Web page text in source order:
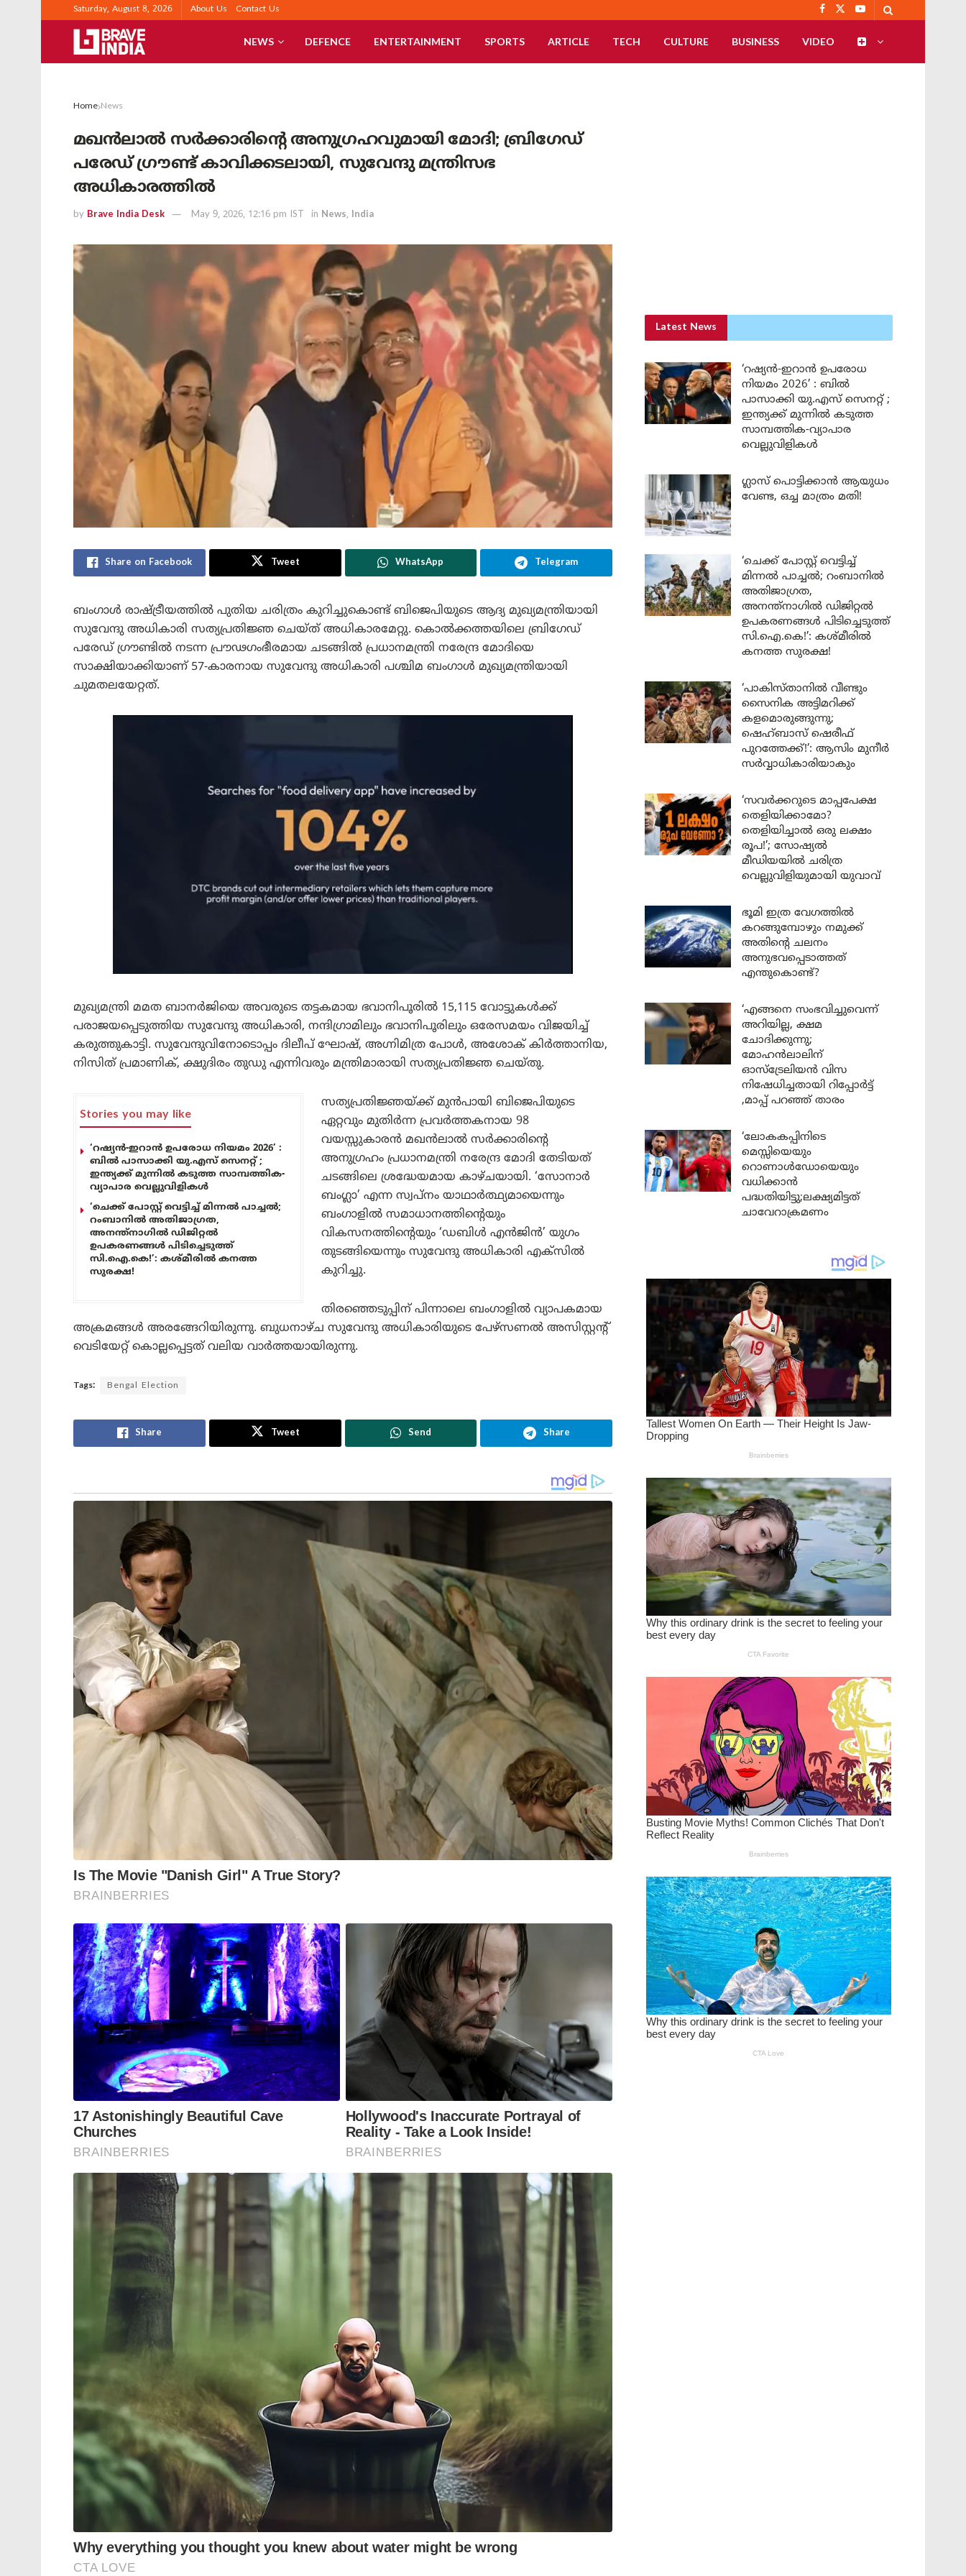
Saturday, August 8, 2026 About Us Contact Us
NEWS DEFENCE ENTERTAINMENT SPORTS ARTICLE TECH CULTURE BUSINESS VIDEO
Home News
മഖൻലാൽ സർക്കാരിന്റെ അനുഗ്രഹവുമായി മോദി; ബ്രിഗേഡ്
പരേഡ് ഗ്രൗണ്ട് കാവിക്കടലായി, സുവേന്ദു മന്ത്രിസഭ
അധികാരത്തിൽ
by Brave India Desk May 9, 2026, 12:16 pm IST in News, India
Share on Facebook Tweet WhatsApp Telegram
ബംഗാൾ രാഷ്ട്രീയത്തിൽ പുതിയ ചരിത്രം കുറിച്ചുകൊണ്ട് ബിജെപിയുടെ ആദ്യ മുഖ്യമന്ത്രിയായി
സുവേന്ദു അധികാരി സത്യപ്രതിജ്ഞ ചെയ്ത് അധികാരമേറ്റു. കൊൽക്കത്തയിലെ ബ്രിഗേഡ്
പരേഡ് ഗ്രൗണ്ടിൽ നടന്ന പ്രൗഢഗംഭീരമായ ചടങ്ങിൽ പ്രധാനമന്ത്രി നരേന്ദ്ര മോദിയെ
സാക്ഷിയാക്കിയാണ് 57-കാരനായ സുവേന്ദു അധികാരി പശ്ചിമ ബംഗാൾ മുഖ്യമന്ത്രിയായി
ചുമതലയേറ്റത്.
മുഖ്യമന്ത്രി മമത ബാനർജിയെ അവരുടെ തട്ടകമായ ഭവാനിപൂരിൽ 15,115 വോട്ടുകൾക്ക്
പരാജയപ്പെടുത്തിയ സുവേന്ദു അധികാരി, നന്ദിഗ്രാമിലും ഭവാനിപൂരിലും ഒരേസമയം വിജയിച്ച്
കരുത്തുകാട്ടി. സുവേന്ദുവിനോടൊപ്പം ദിലീപ് ഘോഷ്, അഗ്നിമിത്ര പോൾ, അശോക് കിർത്താനിയ,
നിസിത് പ്രമാണിക്, ക്ഷുദിരം തുഡു എന്നിവരും മന്ത്രിമാരായി സത്യപ്രതിജ്ഞ ചെയ്തു.
Stories you may like
‘റഷ്യൻ-ഇറാൻ ഉപരോധ നിയമം 2026’ :
ബിൽ പാസാക്കി യു.എസ് സെനറ്റ് ;
ഇന്ത്യക്ക് മുന്നിൽ കടുത്ത സാമ്പത്തിക-
വ്യാപാര വെല്ലുവിളികൾ
‘ചെക്ക് പോസ്റ്റ് വെട്ടിച്ച് മിന്നൽ പാച്ചൽ;
റംബാനിൽ അതിജാഗ്രത,
അനന്ത്നാഗിൽ ഡിജിറ്റൽ
ഉപകരണങ്ങൾ പിടിച്ചെടുത്ത്
സി.ഐ.കെ!’: കശ്മീരിൽ കനത്ത
സുരക്ഷ!
സത്യപ്രതിജ്ഞയ്ക്ക് മുൻപായി ബിജെപിയുടെ
ഏറ്റവും മുതിർന്ന പ്രവർത്തകനായ 98
വയസ്സുകാരൻ മഖൻലാൽ സർക്കാരിന്റെ
അനുഗ്രഹം പ്രധാനമന്ത്രി നരേന്ദ്ര മോദി തേടിയത്
ചടങ്ങിലെ ശ്രദ്ധേയമായ കാഴ്ചയായി. ‘സോനാർ
ബംഗ്ലാ’ എന്ന സ്വപ്നം യാഥാർത്ഥ്യമായെന്നും
ബംഗാളിൽ സമാധാനത്തിന്റെയും
വികസനത്തിന്റെയും ‘ഡബിൾ എൻജിൻ’ യുഗം
തുടങ്ങിയെന്നും സുവേന്ദു അധികാരി എക്സിൽ
കുറിച്ചു.
തിരഞ്ഞെടുപ്പിന് പിന്നാലെ ബംഗാളിൽ വ്യാപകമായ
അക്രമങ്ങൾ അരങ്ങേറിയിരുന്നു. ബുധനാഴ്ച സുവേന്ദു അധികാരിയുടെ പേഴ്സണൽ അസിസ്റ്റന്റ്
വെടിയേറ്റ് കൊല്ലപ്പെട്ടത് വലിയ വാർത്തയായിരുന്നു.
Tags: Bengal Election
Share Tweet Send Share
Latest News
‘റഷ്യൻ-ഇറാൻ ഉപരോധ
നിയമം 2026’ : ബിൽ
പാസാക്കി യു.എസ് സെനറ്റ് ;
ഇന്ത്യക്ക് മുന്നിൽ കടുത്ത
സാമ്പത്തിക-വ്യാപാര
വെല്ലുവിളികൾ
ഗ്ലാസ് പൊട്ടിക്കാൻ ആയുധം
വേണ്ട, ഒച്ച മാത്രം മതി!
‘ചെക്ക് പോസ്റ്റ് വെട്ടിച്ച്
മിന്നൽ പാച്ചൽ; റംബാനിൽ
അതിജാഗ്രത,
അനന്ത്നാഗിൽ ഡിജിറ്റൽ
ഉപകരണങ്ങൾ പിടിച്ചെടുത്ത്
സി.ഐ.കെ!’: കശ്മീരിൽ
കനത്ത സുരക്ഷ!
‘പാകിസ്താനിൽ വീണ്ടും
സൈനിക അട്ടിമറിക്ക്
കളമൊരുങ്ങുന്നു;
ഷെഹ്ബാസ് ഷെരീഫ്
പുറത്തേക്ക്!’: ആസിം മുനീർ
സർവ്വാധികാരിയാകും
‘സവർക്കറുടെ മാപ്പപേക്ഷ
തെളിയിക്കാമോ?
തെളിയിച്ചാൽ ഒരു ലക്ഷം
രൂപ!’; സോഷ്യൽ
മീഡിയയിൽ ചരിത്ര
വെല്ലുവിളിയുമായി യുവാവ്
ഭൂമി ഇത്ര വേഗത്തിൽ
കറങ്ങുമ്പോഴും നമുക്ക്
അതിന്റെ ചലനം
അനുഭവപ്പെടാത്തത്
എന്തുകൊണ്ട്?
‘എങ്ങനെ സംഭവിച്ചുവെന്ന്
അറിയില്ല, ക്ഷമ
ചോദിക്കുന്നു;
മോഹൻലാലിന്
ഓസ്ട്രേലിയൻ വിസ
നിഷേധിച്ചതായി റിപ്പോർട്ട്
,മാപ്പ് പറഞ്ഞ് താരം
‘ലോകകപ്പിനിടെ
മെസ്സിയെയും
റൊണാൾഡോയെയും
വധിക്കാൻ
പദ്ധതിയിട്ടു;ലക്ഷ്യമിട്ടത്
ചാവേറാക്രമണം